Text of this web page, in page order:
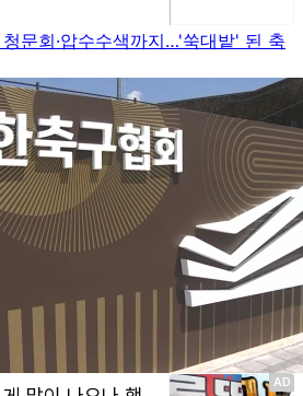
청문회·압수수색까지…'쑥대밭' 된 축